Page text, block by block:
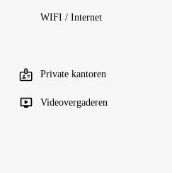
WIFI / Internet
Private kantoren
Videovergaderen